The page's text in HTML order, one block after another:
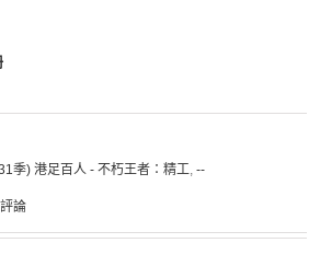
季) 港足百人 - 不朽王者：精工, --
論